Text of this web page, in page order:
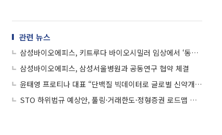
관련 뉴스
삼성바이오에피스, 키트루다 바이오시밀러 임상에서 ‘동등성 입증’
삼성바이오에피스, 삼성서울병원과 공동연구 협약 체결
윤태영 프로티나 대표 “단백질 빅데이터로 글로벌 신약개발 도전”
STO 하위법규 예상안, 풀링·거래한도·정형증권 로드맵 제시